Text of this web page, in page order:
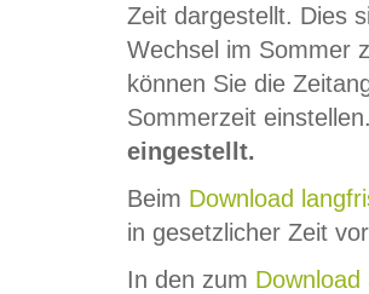
Zeit dargestellt. Dies
Wechsel im Sommer
können Sie die
Sommerzeit
eingestellt.
Beim Download
in gesetzlicher Zeit
In den zum Download